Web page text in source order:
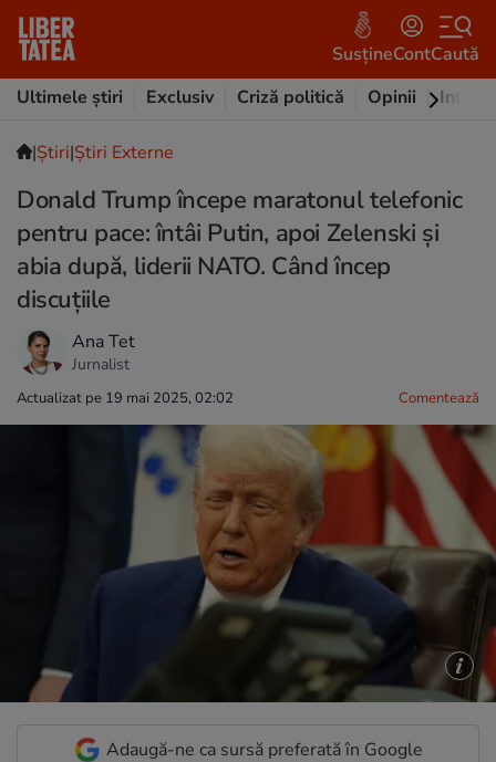
SusțineContCaută
Ultimele știri
Exclusiv Criză politică Opinii
|Ştiri|Știri Externe
Donald Trump începe maratonul telefonic
pentru pace: întâi Putin, apoi Zelenski și
abia după, liderii NATO. Când încep
discuțiile
Ana Tet
Jurnalist
Actualizat pe 19 mai 2025, 02:02 Comentează
Adaugă-ne ca sursă preferată în Google